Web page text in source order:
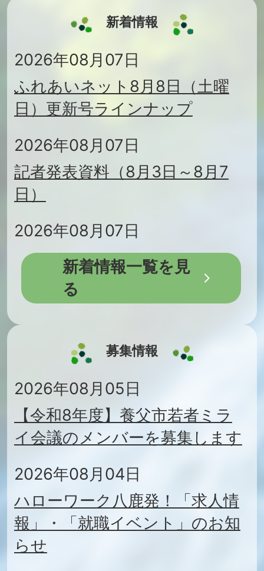
新着情報
2026年08月07日
ふれあいネット8月8日（土曜
日）更新号ラインナップ
2026年08月07日
記者発表資料（8月3日～8月7
日）
2026年08月07日
令和8年10月1日から窓口と電話
の受付時間が変わります
第3回議会報告会プラス（オン
ライン懇談会開催のお知らせ）
2026年08月05日
成年後見人等報酬助成の対象者
が拡大しました
2026年08月05日
養父市若者ミライ会議のメンバ
ーを募集します
新着情報一覧を見
る
募集情報
2026年08月05日
【令和8年度】養父市若者ミラ
イ会議のメンバーを募集します
2026年08月04日
ハローワーク八鹿発！「求人情
報」・「就職イベント」のお知
らせ